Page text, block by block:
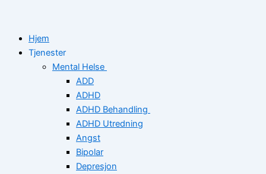
Hjem
Tjenester
Mental Helse
ADD
ADHD
ADHD Behandling
ADHD Utredning
Angst
Bipolar
Depresjon